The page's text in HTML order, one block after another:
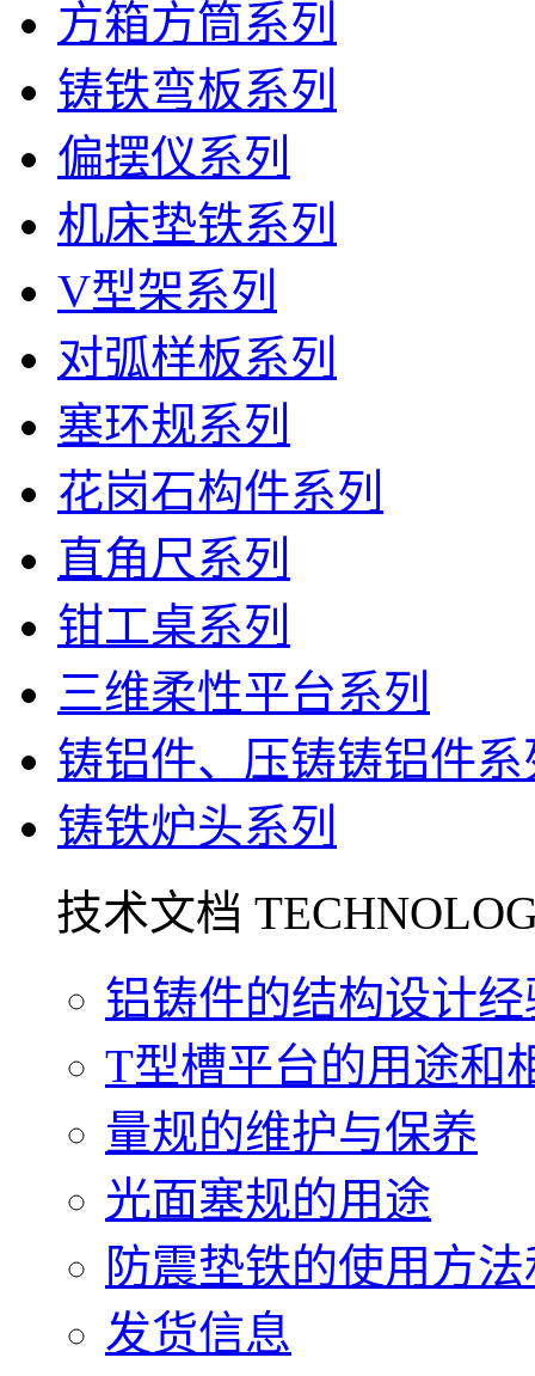
方箱方筒系列
铸铁弯板系列
偏摆仪系列
机床垫铁系列
V型架系列
对弧样板系列
塞环规系列
花岗石构件系列
直角尺系列
钳工桌系列
三维柔性平台系列
铸铝件、压铸铸铝件系
铸铁炉头系列
技术文档
铝铸件的结构设计经
T型槽平台的用途和
量规的维护与保养
光面塞规的用途
防震垫铁的使用方
发货信息